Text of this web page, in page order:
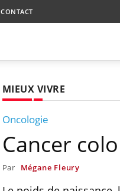
CONTACT
MIEUX VIVRE
Oncologie
Cancer
Par Mégane Fleury